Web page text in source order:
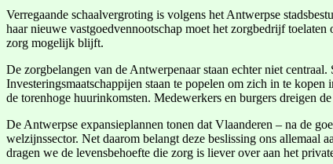
Verregaande schaalvergroting is volgens het Antwerpse
haar nieuwe vastgoedvennootschap moet het zorgbedrijf
zorg mogelijk blijft.
De zorgbelangen van de Antwerpenaar staan echter niet
Investeringsmaatschappijen staan te popelen om zich in te
de torenhoge huurinkomsten. Medewerkers en burgers dreigen
De Antwerpse expansieplannen tonen dat Vlaanderen – na de
welzijnssector. Net daarom belangt deze beslissing ons allemaal
dragen we de levensbehoefte die zorg is liever over aan het